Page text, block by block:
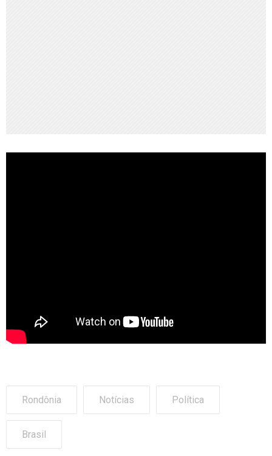
Rondônia Notícias Política
Brasil